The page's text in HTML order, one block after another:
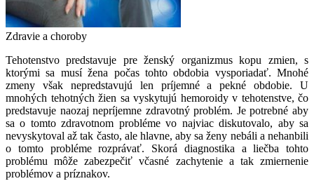
Zdravie a choroby
Tehotenstvo predstavuje pre ženský organizmus kopu zmien, s
ktorými sa musí žena počas tohto obdobia vysporiadať. Mnohé
zmeny však nepredstavujú len príjemné a pekné obdobie. U
mnohých tehotných žien sa vyskytujú hemoroidy v tehotenstve, čo
predstavuje naozaj nepríjemne zdravotný problém. Je potrebné aby
sa o tomto zdravotnom probléme vo najviac diskutovalo, aby sa
nevyskytoval až tak často, ale hlavne, aby sa ženy nebáli a nehanbili
o tomto probléme rozprávať. Skorá diagnostika a liečba tohto
problému môže zabezpečiť včasné zachytenie a tak zmiernenie
problémov a príznakov.